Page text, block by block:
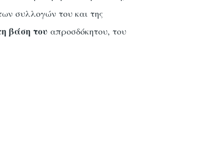
συλλογών του και της
βάση τουαπροσδόκητου, του